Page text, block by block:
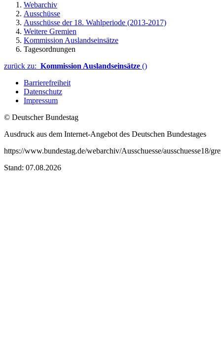
Webarchiv
Ausschüsse
Ausschüsse der 18. Wahlperiode (2013-2017)
Weitere Gremien
Kommission Auslandseinsätze
Tagesordnungen
zurück zu: Kommission Auslandseinsätze ()
Barrierefreiheit
Datenschutz
Impressum
© Deutscher Bundestag
Ausdruck aus dem Internet-Angebot des Deutschen Bundestages
https://www.bundestag.de/webarchiv/Ausschuesse/ausschuesse18/
Stand: 07.08.2026